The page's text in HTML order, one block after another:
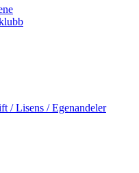
/ Lisens / Egenandeler